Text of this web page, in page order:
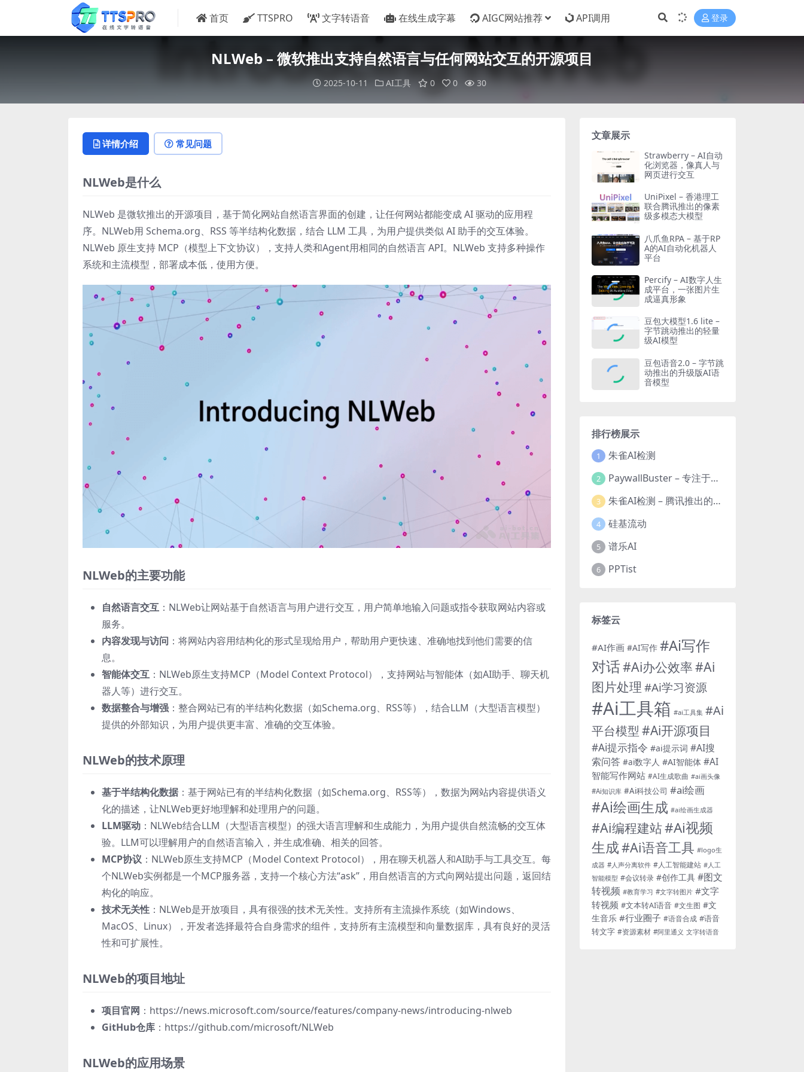
首页 TTSPRO 文字转语音 在线生成字幕 AIGC网站推荐 API调用 登录
NLWeb – 微软推出支持自然语言与任何网站交互的开源项目
2025-10-11 AI工具 0 0 30
详情介绍 常见问题
NLWeb是什么
NLWeb 是微软推出的开源项目，基于简化网站自然语言界面的创建，让任何网站都能变成 AI 驱动的应用程
序。NLWeb用 Schema.org、RSS 等半结构化数据，结合 LLM 工具，为用户提供类似 AI 助手的交互体验。
NLWeb 原生支持 MCP（模型上下文协议），支持人类和Agent用相同的自然语言 API。NLWeb 支持多种操作
系统和主流模型，部署成本低，使用方便。
NLWeb的主要功能
自然语言交互 ：NLWeb让网站基于自然语言与用户进行交互，用户简单地输入问题或指令获取网站内容或
服务。
内容发现与访问 ：将网站内容用结构化的形式呈现给用户，帮助用户更快速、准确地找到他们需要的信
息。
智能体交互 ：NLWeb原生支持MCP（Model Context Protocol），支持网站与智能体（如AI助手、聊天机
器人等）进行交互。
数据整合与增强：整合网站已有的半结构化数据（如Schema.org、RSS等），结合LLM（大型语言模型）
提供的外部知识，为用户提供更丰富、准确的交互体验。
NLWeb的技术原理
基于半结构化数据 ：基于网站已有的半结构化数据（如Schema.org、RSS等），数据为网站内容提供语义
化的描述，让NLWeb更好地理解和处理用户的问题。
LLM驱动 ：NLWeb结合LLM（大型语言模型）的强大语言理解和生成能力，为用户提供自然流畅的交互体
验。LLM可以理解用户的自然语言输入，并生成准确、相关的回答。
MCP协议：NLWeb原生支持MCP（Model Context Protocol），用在聊天机器人和AI助手与工具交互。每
个NLWeb实例都是一个MCP服务器，支持一个核心方法“ask”，用自然语言的方式向网站提出问题，返回结
构化的响应。
技术无关性 ：NLWeb是开放项目，具有很强的技术无关性。支持所有主流操作系统（如Windows、
MacOS、Linux），开发者选择最符合自身需求的组件，支持所有主流模型和向量数据库，具有良好的灵活
性和可扩展性。
NLWeb的项目地址
项目官网 ：https://news.microsoft.com/source/features/company-news/introducing-nlweb
GitHub仓库 ：https://github.com/microsoft/NLWeb
NLWeb的应用场景
文章展示
Strawberry – AI自动
化浏览器，像真人与
网页进行交互
UniPixel – 香港理工
联合腾讯推出的像素
级多模态大模型
八爪鱼RPA – 基于RP
A的AI自动化机器人
平台
Percify – AI数字人生
成平台，一张图片生
成逼真形象
豆包大模型1.6 lite –
字节跳动推出的轻量
级AI模型
豆包语音2.0 – 字节跳
动推出的升级版AI语
音模型
排行榜展示
1 朱雀AI检测
2 PaywallBuster – 专注于帮助用户移除付费墙的在线工具
3 朱雀AI检测 – 腾讯推出的AI图像和文本鉴别工具
4 硅基流动
5 谱乐AI
6 PPTist
标签云
#AI作画 #AI写作 #Ai写作
对话#Ai办公效率#Ai
图片处理 #Ai学习资源
#Ai工具箱 #ai工具集 #Ai
平台模型 #Ai开源项目
#Ai提示指令 #ai提示词 #AI搜
索问答 #ai数字人 #AI智能体 #AI
智能写作网站 #AI生成歌曲 #ai画头像
#Ai知识库 #Ai科技公司 #ai绘画
#Ai绘画生成 #ai绘画生成器
#Ai编程建站#Ai视频
生成#Ai语音工具 #logo生
成器 #人声分离软件 #人工智能建站 #人工
智能模型 #会议转录 #创作工具 #图文
转视频 #教育学习 #文字转图片 #文字
转视频 #文本转AI语音 #文生图 #文
生音乐 #行业圈子 #语音合成 #语音
转文字 #资源素材 #阿里通义 文字转语音